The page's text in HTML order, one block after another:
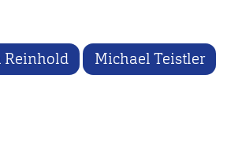
Reinhold Michael Teistler